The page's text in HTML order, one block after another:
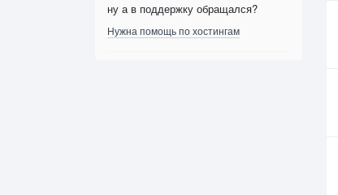
ну а в поддержку обращался?
Нужна помощь по хостингам